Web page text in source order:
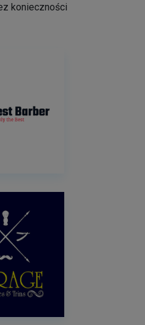
konieczności